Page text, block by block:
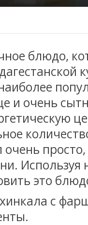
блюдо,
и очень
это
с